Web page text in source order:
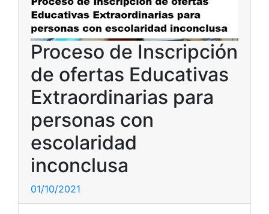
Proceso de Inscripción
de ofertas Educativas
Extraordinarias para
personas con
escolaridad
inconclusa
01/10/2021